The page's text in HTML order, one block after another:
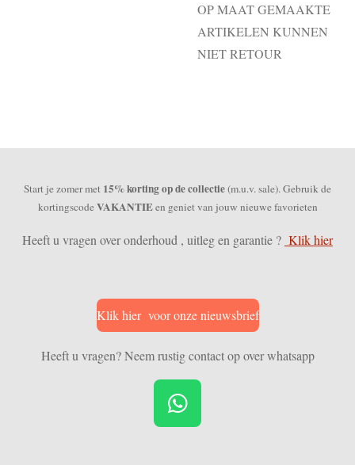
OP MAAT GEMAAKTE
ARTIKELEN KUNNEN
NIET RETOUR
Start je zomer met 15% korting op de collectie(m.u.v. sale). Gebruik de
kortingscodeVAKANTIEen geniet van jouw nieuwe favorieten
Heeft u vragen over onderhoud , uitleg en garantie ? Klik hier
Klik hier voor onze nieuwsbrief
Heeft u vragen? Neem rustig contact op over whatsapp
W
h